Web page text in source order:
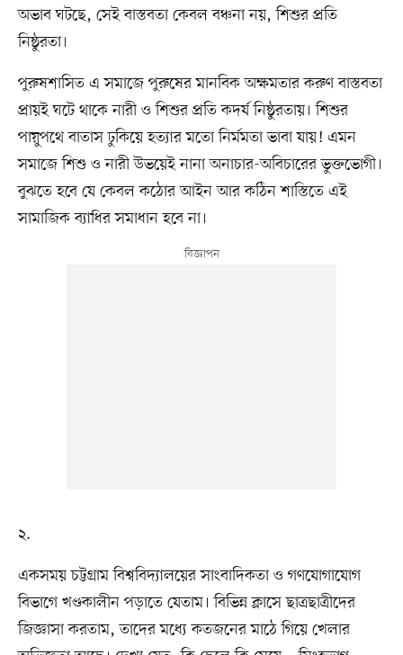
অভাব ঘটছে, সেই বাস্তবতা কেবল বঞ্চনা নয়, শিশুর প্রতি
নিষ্ঠুরতা।
পুরুষশাসিত এ সমাজে পুরুষের মানবিক অক্ষমতার করুণ বাস্তবতা
প্রায়ই ঘটে থাকে নারী ও শিশুর প্রতি কদর্য নিষ্ঠুরতায়। শিশুর
পায়ুপথে বাতাস ঢুকিয়ে হত্যার মতো নির্মমতা ভাবা যায়! এমন
সমাজে শিশু ও নারী উভয়েই নানা অনাচার-অবিচারের ভুক্তভোগী।
বুঝতে হবে যে কেবল কঠোর আইন আর কঠিন শাস্তিতে এই
সামাজিক ব্যাধির সমাধান হবে না।
২.
একসময় চট্টগ্রাম বিশ্ববিদ্যালয়ের সাংবাদিকতা ও গণযোগাযোগ
বিভাগে খণ্ডকালীন পড়াতে যেতাম। বিভিন্ন ক্লাসে ছাত্রছাত্রীদের
জিজ্ঞাসা করতাম, তাদের মধ্যে কতজনের মাঠে গিয়ে খেলার